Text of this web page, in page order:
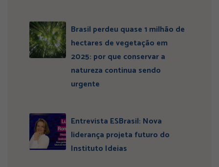
Brasil perdeu quase 1 milhão de
hectares de vegetação em
2025: por que conservar a
natureza continua sendo
urgente
Entrevista ESBrasil: Nova
liderança projeta futuro do
Instituto Ideias